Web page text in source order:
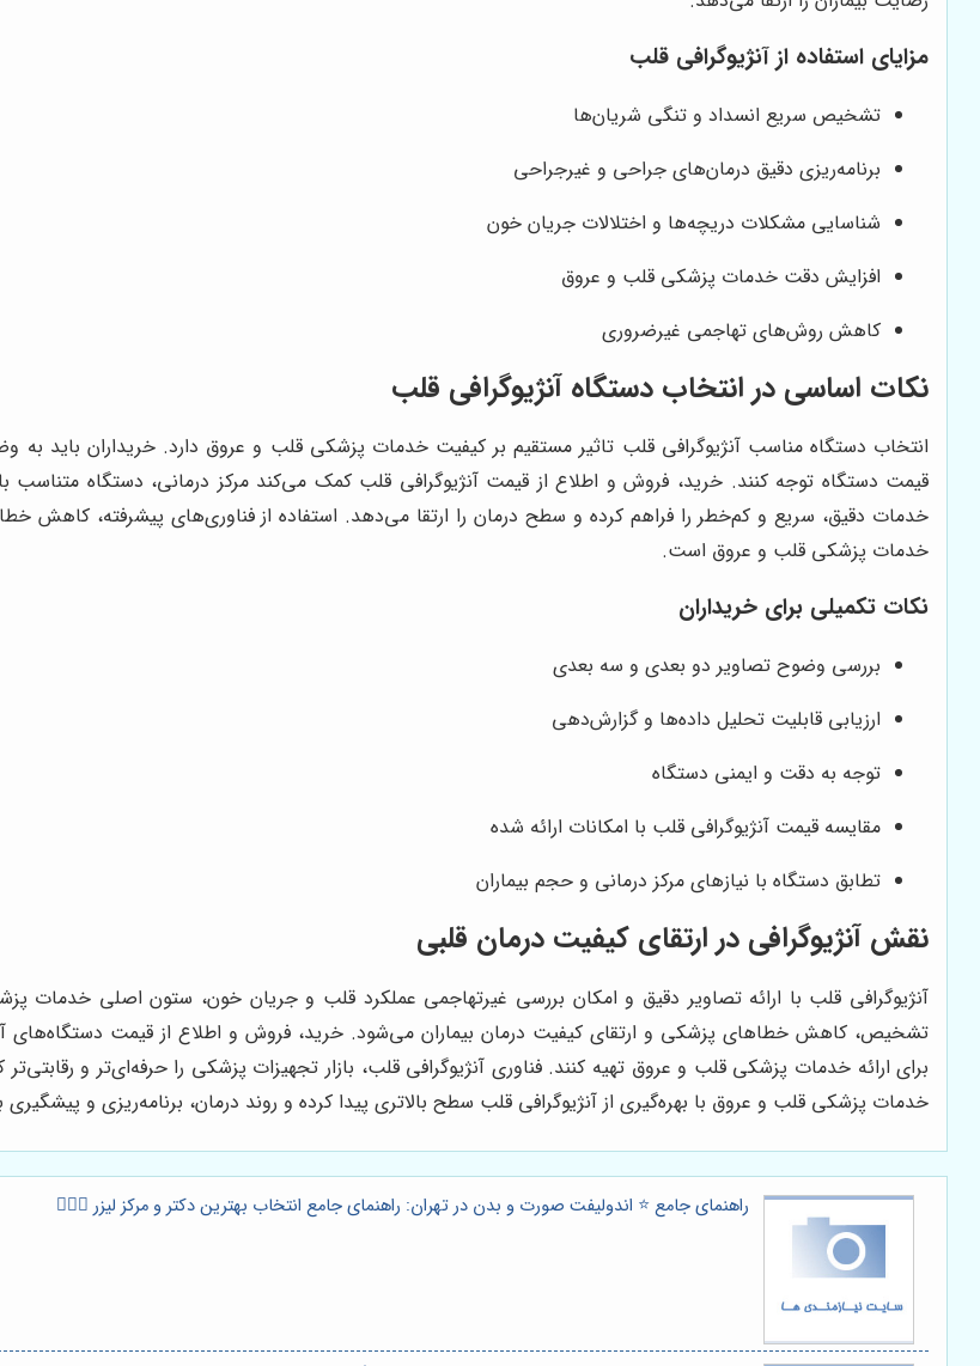
مزایای استفاده از آنژیوگرافی قلب
تشخیص سریع انسداد و تنگی شریان‌ها
برنامه‌ریزی دقیق درمان‌های جراحی و غیرجراحی
شناسایی مشکلات دریچه‌ها و اختلالات جریان خون
افزایش دقت خدمات پزشکی قلب و عروق
کاهش روش‌های تهاجمی غیرضروری
نکات اساسی در انتخاب دستگاه آنژیوگرافی قلب
انتخاب دستگاه مناسب آنژیوگرافی قلب تاثیر مستقیم بر کیفیت خدمات پزشکی قلب و عروق دارد. خریداران باید به
قیمت دستگاه توجه کنند. خرید، فروش و اطلاع از قیمت آنژیوگرافی قلب کمک می‌کند مرکز درمانی، دستگاه متناسب با
خدمات دقیق، سریع و کم‌خطر را فراهم کرده و سطح درمان را ارتقا می‌دهد. استفاده از فناوری‌های پیشرفته، کاهش
خدمات پزشکی قلب و عروق است.
نکات تکمیلی برای خریداران
بررسی وضوح تصاویر دو بعدی و سه بعدی
ارزیابی قابلیت تحلیل داده‌ها و گزارش‌دهی
توجه به دقت و ایمنی دستگاه
مقایسه قیمت آنژیوگرافی قلب با امکانات ارائه شده
تطابق دستگاه با نیازهای مرکز درمانی و حجم بیماران
نقش آنژیوگرافی در ارتقای کیفیت درمان قلبی
آنژیوگرافی قلب با ارائه تصاویر دقیق و امکان بررسی غیرتهاجمی عملکرد قلب و جریان خون، ستون اصلی
تشخیص، کاهش خطاهای پزشکی و ارتقای کیفیت درمان بیماران می‌شود. خرید، فروش و اطلاع از قیمت دستگاه‌های
برای ارائه خدمات پزشکی قلب و عروق تهیه کنند. فناوری آنژیوگرافی قلب، بازار تجهیزات پزشکی را حرفه‌ای‌تر و
خدمات پزشکی قلب و عروق با بهره‌گیری از آنژیوگرافی قلب سطح بالاتری پیدا کرده و روند درمان، برنامه‌ریزی و
راهنمای جامع ⭐️ اندولیفت صورت و بدن در تهران: راهنمای جامع انتخاب بهترین دکتر و مرکز لیزر 👩🏻‍⚕️